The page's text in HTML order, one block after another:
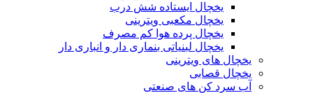
یخچال ایستاده شش درب
یخچال مکعبی ویترینی
یخچال پرده هوا کم مصرف
یخچال لبنیاتی بنماری دار و انباری دار
یخچال های ویترینی
یخچال قصابی
آب سرد کن های صنعتی